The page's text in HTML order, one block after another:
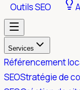
Outils SEO
Services
Référencement
SEOStratégie de